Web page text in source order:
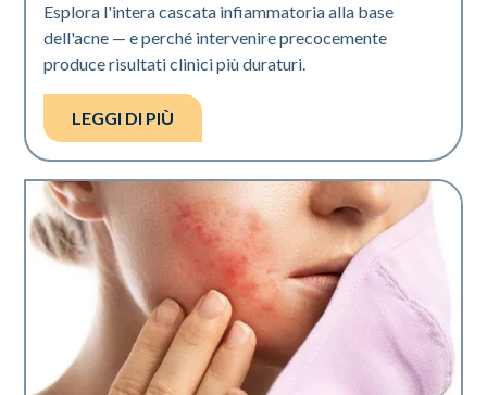
Esplora l'intera cascata infiammatoria alla base
dell'acne — e perché intervenire precocemente
produce risultati clinici più duraturi.
LEGGI DI PIÙ